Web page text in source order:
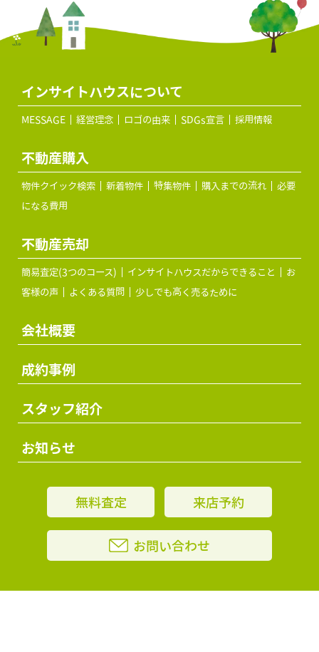
インサイトハウスについて
MESSAGE 経営理念 ロゴの由来 SDGs宣言 採用情報
不動産購入
物件クイック検索 新着物件 特集物件 購入までの流れ
必要
になる費用
不動産売却
簡易査定(3つのコース) インサイトハウスだからできること
お
客様の声
よくある質問 少しでも高く売るために
会社概要
成約事例
スタッフ紹介
お知らせ
無料査定 来店予約
お問い合わせ